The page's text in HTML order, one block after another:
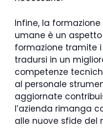
Infine, la
umane è un
formazione tramite
tradursi in un
competenze
al personale
aggiornate
l’azienda rimanga
alle nuove sfide del